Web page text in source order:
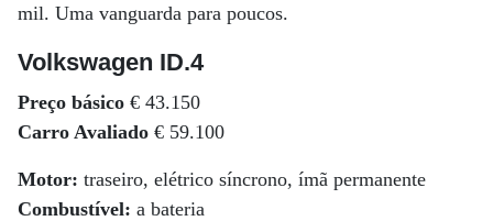
mil. Uma vanguarda para poucos.
Volkswagen ID.4
Preço básico € 43.150
Carro Avaliado € 59.100
Motor: traseiro, elétrico síncrono, ímã permanente
Combustível: a bateria